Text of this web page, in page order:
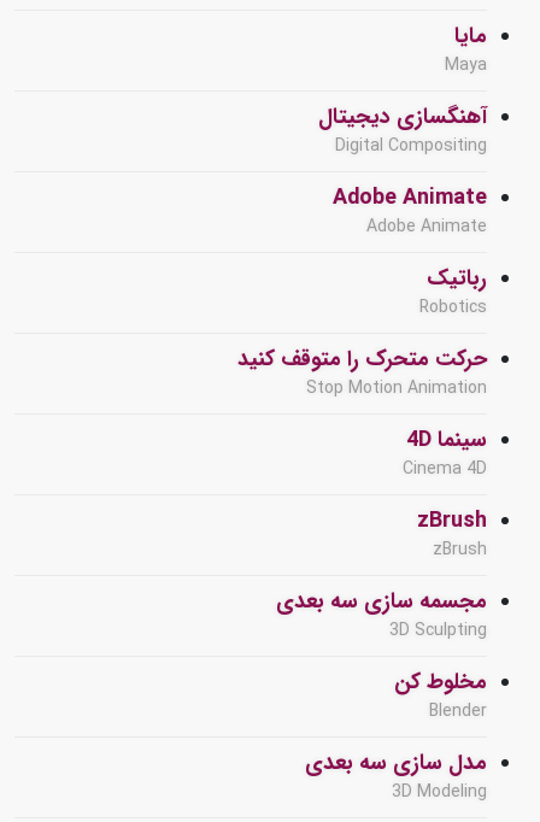
مایا
Maya
آهنگسازی دیجیتال
Digital Compositing
Adobe Animate
Adobe Animate
رباتیک
Robotics
حرکت متحرک را متوقف کنید
Stop Motion Animation
سینما 4D
Cinema 4D
zBrush
zBrush
مجسمه سازی سه بعدی
3D Sculpting
مخلوط کن
Blender
مدل سازی سه بعدی
3D Modeling